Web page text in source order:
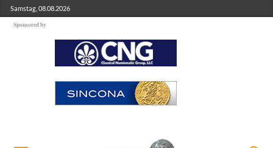
Samstag, 08.08.2026
Sponsored by